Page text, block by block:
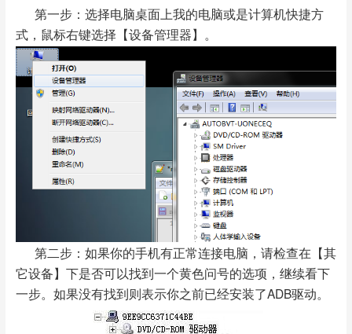
第一步：选择电脑桌面上我的电脑或是计算机快捷方
式，鼠标右键选择【设备管理器】。
第二步：如果你的手机有正常连接电脑，请检查在【其
它设备】下是否可以找到一个黄色问号的选项，继续看下
一步。如果没有找到则表示你之前已经安装了ADB驱动。